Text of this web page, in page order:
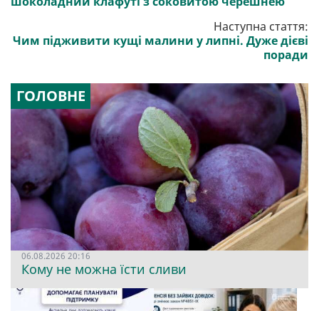
Наступна стаття:
Чим підживити кущі малини у липні. Дуже дієві
поради
ГОЛОВНЕ
06.08.2026 20:16
Кому не можна їсти сливи